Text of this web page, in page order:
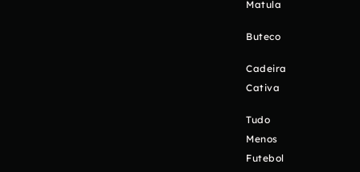
Matula
Buteco
Cadeira
Cativa
Tudo
Menos
Futebol